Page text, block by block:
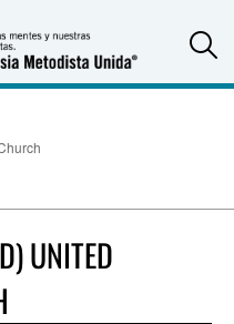
UNITED